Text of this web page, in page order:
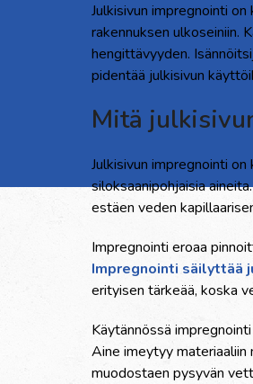
Julkisivun impregnointi
rakennuksen ulkoseiniin.
hengittävyyden.
pidentää julkisivun
Mitä
Julkisivun impregnointi
siloksaanipohjaisia
estäen veden
Impregnointi eroaa
Impregnointi säilyttää
erityisen tärkeää, koska
Käytännössä
Aine imeytyy materiaaliin
muodostaen pysyvän